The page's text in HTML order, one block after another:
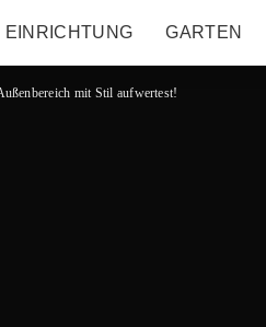
EINRICHTUNG GARTEN
mit Stil aufwertest!